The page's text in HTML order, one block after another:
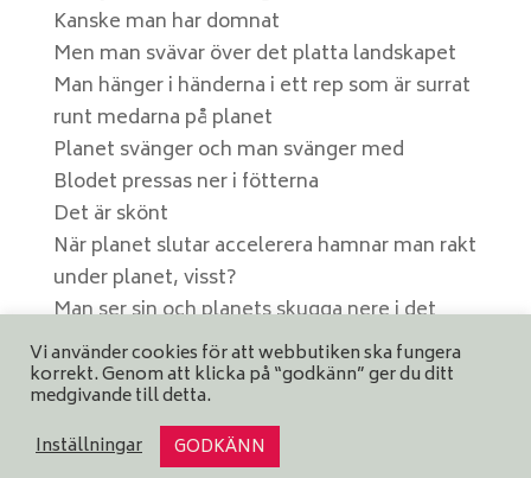
Kanske man har domnat
Men man svävar över det platta landskapet
Man hänger i händerna i ett rep som är surrat
runt medarna på planet
Planet svänger och man svänger med
Blodet pressas ner i fötterna
Det är skönt
När planet slutar accelerera hamnar man rakt
under planet, visst?
Man ser sin och planets skugga nere i det
bruna vattnet
Humus
Vi använder cookies för att webbutiken ska fungera
korrekt. Genom att klicka på “godkänn” ger du ditt
medgivande till detta.
Inställningar
GODKÄNN